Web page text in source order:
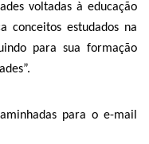
voltadas à educação
conceitos estudados na
para sua formação
para o e-mail